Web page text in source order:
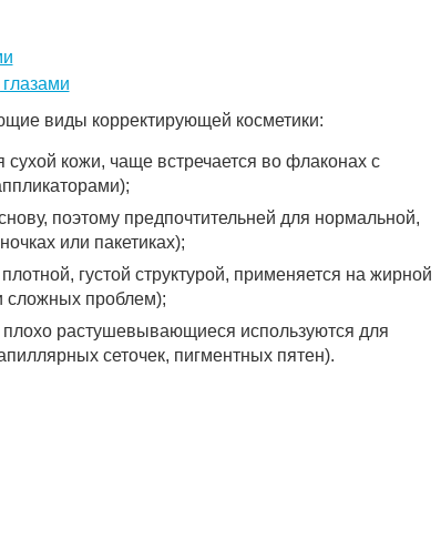
виды корректирующей косметики:
кожи, чаще встречается во флаконах с
поэтому предпочтительней для нормальной,
или пакетиках);
густой структурой, применяется на жирной
сложных проблем);
плохо растушевывающиеся используются для
сеточек, пигментных пятен).